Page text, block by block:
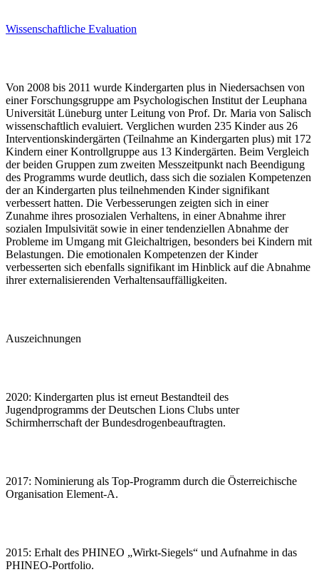
Wissenschaftliche Evaluation
Von 2008 bis 2011 wurde Kindergarten plus in Niedersachsen von
einer Forschungsgruppe am Psychologischen Institut der Leuphana
Universität Lüneburg unter Leitung von Prof. Dr. Maria von Salisch
wissenschaftlich evaluiert. Verglichen wurden 235 Kinder aus 26
Interventionskindergärten (Teilnahme an Kindergarten plus) mit 172
Kindern einer Kontrollgruppe aus 13 Kindergärten. Beim Vergleich
der beiden Gruppen zum zweiten Messzeitpunkt nach Beendigung
des Programms wurde deutlich, dass sich die sozialen Kompetenzen
der an Kindergarten plus teilnehmenden Kinder signifikant
verbessert hatten. Die Verbesserungen zeigten sich in einer
Zunahme ihres prosozialen Verhaltens, in einer Abnahme ihrer
sozialen Impulsivität sowie in einer tendenziellen Abnahme der
Probleme im Umgang mit Gleichaltrigen, besonders bei Kindern mit
Belastungen. Die emotionalen Kompetenzen der Kinder
verbesserten sich ebenfalls signifikant im Hinblick auf die Abnahme
ihrer externalisierenden Verhaltensauffälligkeiten.
Auszeichnungen
2020: Kindergarten plus ist erneut Bestandteil des
Jugendprogramms der Deutschen Lions Clubs unter
Schirmherrschaft der Bundesdrogenbeauftragten.
2017: Nominierung als Top-Programm durch die Österreichische
Organisation Element-A.
2015: Erhalt des PHINEO „Wirkt-Siegels“ und Aufnahme in das
PHINEO-Portfolio.